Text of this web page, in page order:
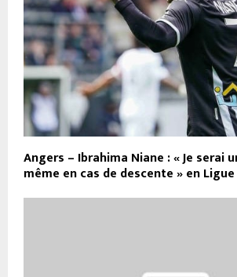
Angers – Ibrahima Niane : « Je serai
même en cas de descente » en